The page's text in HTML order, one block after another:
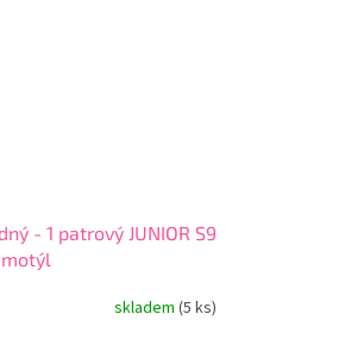
- 1 patrový JUNIOR S9
skladem (5 ks)